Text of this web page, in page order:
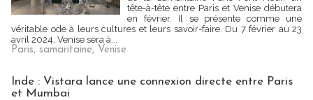
tête-à-tête entre Paris et Venise débutera
en février. Il se présente comme une
véritable ode à leurs cultures et leurs savoir-faire. Du 7 février au 23
avril 2024, Venise sera à...
Paris, samaritaine, Venise
Inde : Vistara lance une connexion directe entre Paris
et Mumbai